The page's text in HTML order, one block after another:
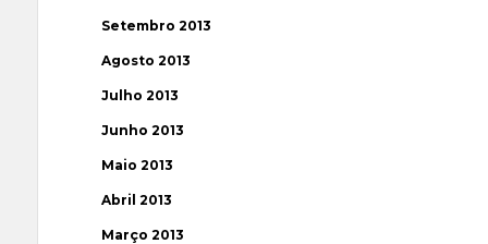
Setembro 2013
Agosto 2013
Julho 2013
Junho 2013
Maio 2013
Abril 2013
Março 2013